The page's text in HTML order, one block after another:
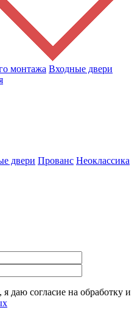
монтажа Входные двери
двери Прованс Неоклассика
даю согласие на обработку и